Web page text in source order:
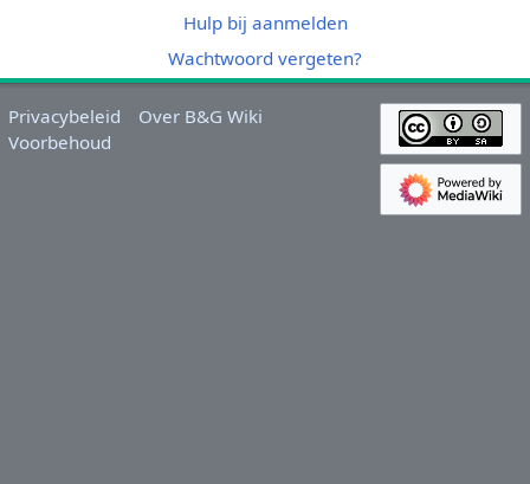
Hulp bij aanmelden
Wachtwoord vergeten?
Privacybeleid
Over B&G Wiki
Voorbehoud